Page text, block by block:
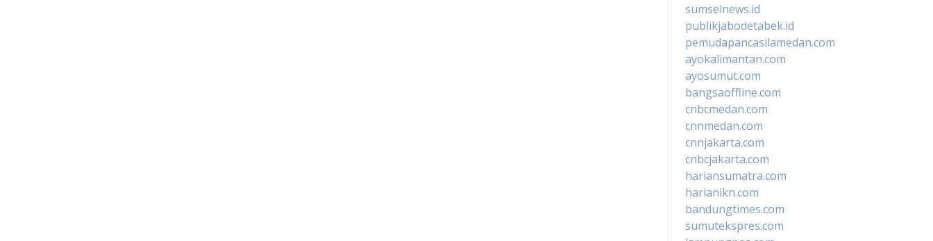
sumselnews.id
publikjabodetabek.id
pemudapancasilamedan.com
ayokalimantan.com
ayosumut.com
bangsaoffline.com
cnbcmedan.com
cnnmedan.com
cnnjakarta.com
cnbcjakarta.com
hariansumatra.com
harianikn.com
bandungtimes.com
sumutekspres.com